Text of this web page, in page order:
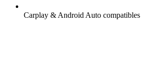
Carplay & Android Auto compatibles